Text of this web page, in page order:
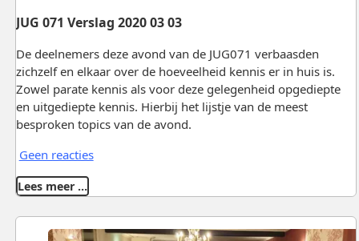
JUG 071 Verslag 2020 03 03
De deelnemers deze avond van de JUG071 verbaasden
zichzelf en elkaar over de hoeveelheid kennis er in huis is.
Zowel parate kennis als voor deze gelegenheid opgediepte
en uitgediepte kennis. Hierbij het lijstje van de meest
besproken topics van de avond.
Geen reacties
Lees meer …